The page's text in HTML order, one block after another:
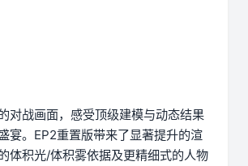
对战画面，感受顶级建模与动态结果
宴。EP2重置版带来了显著提升的渲
体积光/体积雾依据及更精细式的人物